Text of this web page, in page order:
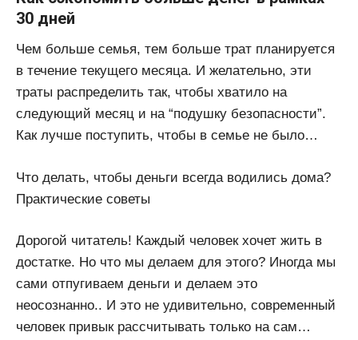
30 дней
Чем больше семья, тем больше трат планируется
в течение текущего месяца. И желательно, эти
траты распределить так, чтобы хватило на
следующий месяц и на “подушку безопасности”.
Как лучше поступить, чтобы в семье не было…
Что делать, чтобы деньги всегда водились дома?
Практические советы
Дорогой читатель! Каждый человек хочет жить в
достатке. Но что мы делаем для этого? Иногда мы
сами отпугиваем деньги и делаем это
неосознанно.. И это не удивительно, современный
человек привык рассчитывать только на сам…